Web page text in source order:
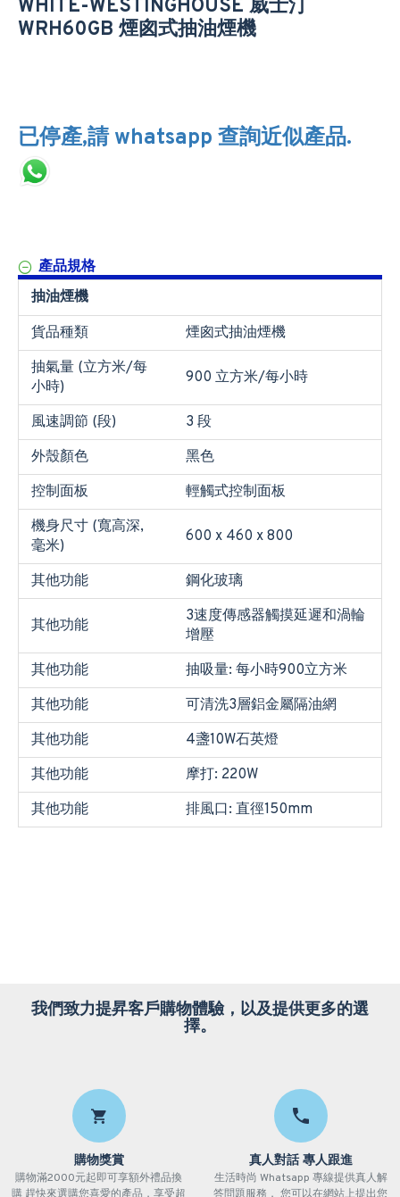
WHITE-WESTINGHOUSE 威士汀
WRH60GB 煙囪式抽油煙機
已停產,請 whatsapp 查詢近似產品.
產品規格
抽油煙機
貨品種類
煙囪式抽油煙機
抽氣量 (立方米/每
小時)
900 立方米/每小時
風速調節 (段)
3 段
外殼顏色
黑色
控制面板
輕觸式控制面板
機身尺寸 (寬高深,
毫米)
600 x 460 x 800
其他功能 鋼化玻璃
其他功能
3速度傳感器觸摸延遲和渦輪
增壓
其他功能
抽吸量: 每小時900立方米
其他功能
可清洗3層鋁金屬隔油網
其他功能
4盞10W石英燈
其他功能
摩打: 220W
其他功能
排風口: 直徑150mm
我們致力提昇客戶購物體驗，以及提供更多的選
擇。
購物獎賞
購物滿2000元起即可享額外禮品換
真人對話 專人跟進
生活時尚 Whatsapp 專線提供真人解